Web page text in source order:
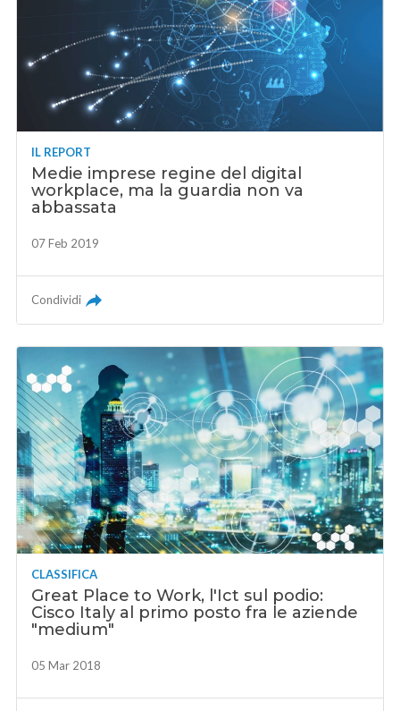
IL REPORT
Medie imprese regine del digital
workplace, ma la guardia non va
abbassata
07 Feb 2019
Condividi
CLASSIFICA
Great Place to Work, l'Ict sul podio:
Cisco Italy al primo posto fra le aziende
"medium"
05 Mar 2018